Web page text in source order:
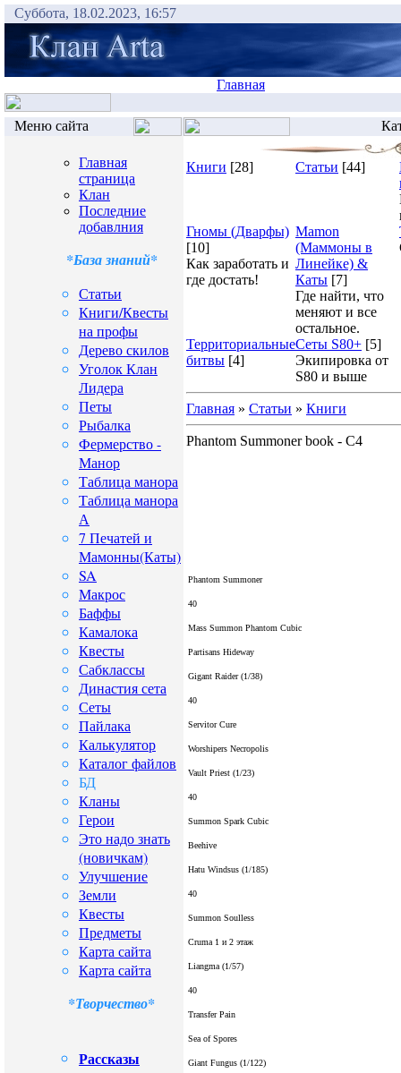
Суббота, 18.02.2023, 16:57
Главная
Меню сайта
Главная
страница
Клан
Последние
добавлния
*База знаний*
Статьи
Книги/Квесты
на профы
Дерево скилов
Уголок Клан
Лидера
Петы
Рыбалка
Фермерство -
Манор
Таблица манора
Таблица манора
А
7 Печатей и
Мамонны(Каты)
SA
Макрос
Баффы
Камалока
Квесты
Сабклассы
Династия сета
Сеты
Пайлака
Калькулятор
Каталог файлов
БД
Кланы
Герои
Это надо знать
(новичкам)
Улучшение
Земли
Квесты
Предметы
Карта сайта
Карта сайта
*Творчество*
Рассказы
Книги [28] Статьи [44]
Гномы (Дварфы)
[10]
Как заработать и
где достать!
Mamon
(Маммоны в
Линейке) &
Каты [7]
Где найти, что
меняют и все
остальное.
Территориальные
битвы [4]
Сеты S80+ [5]
Экипировка от
S80 и выше
Главная » Статьи » Книги
Phantom Summoner book - С4
Phantom Summoner
40
Mass Summon Phantom Cubic
Partisans Hideway
Gigant Raider(1/38)
40
Servitor Cure
Worshipers Necropolis
Vault Priest (1/23)
40
Summon Spark Cubic
Beehive
Hatu Windsus (1/185)
40
Summon Soulless
Cruma 1 и 2 этаж
Liangma (1/57)
40
Transfer Pain
Sea of Spores
Giant Fungus (1/122)